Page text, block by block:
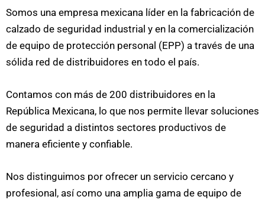
Somos una empresa mexicana líder en la fabricación de
calzado de seguridad industrial y en la comercialización
de equipo de protección personal (EPP) a través de una
sólida red de distribuidores en todo el país.
Contamos con más de 200 distribuidores en la
República Mexicana, lo que nos permite llevar soluciones
de seguridad a distintos sectores productivos de
manera eficiente y confiable.
Nos distinguimos por ofrecer un servicio cercano y
profesional, así como una amplia gama de equipo de